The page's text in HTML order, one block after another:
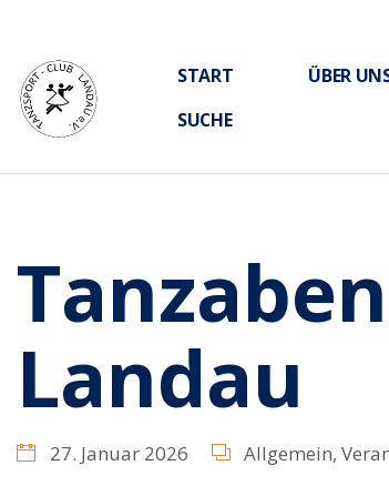
START ÜBER
SUCHE
Landau
27. Januar 2026 Allgemein,